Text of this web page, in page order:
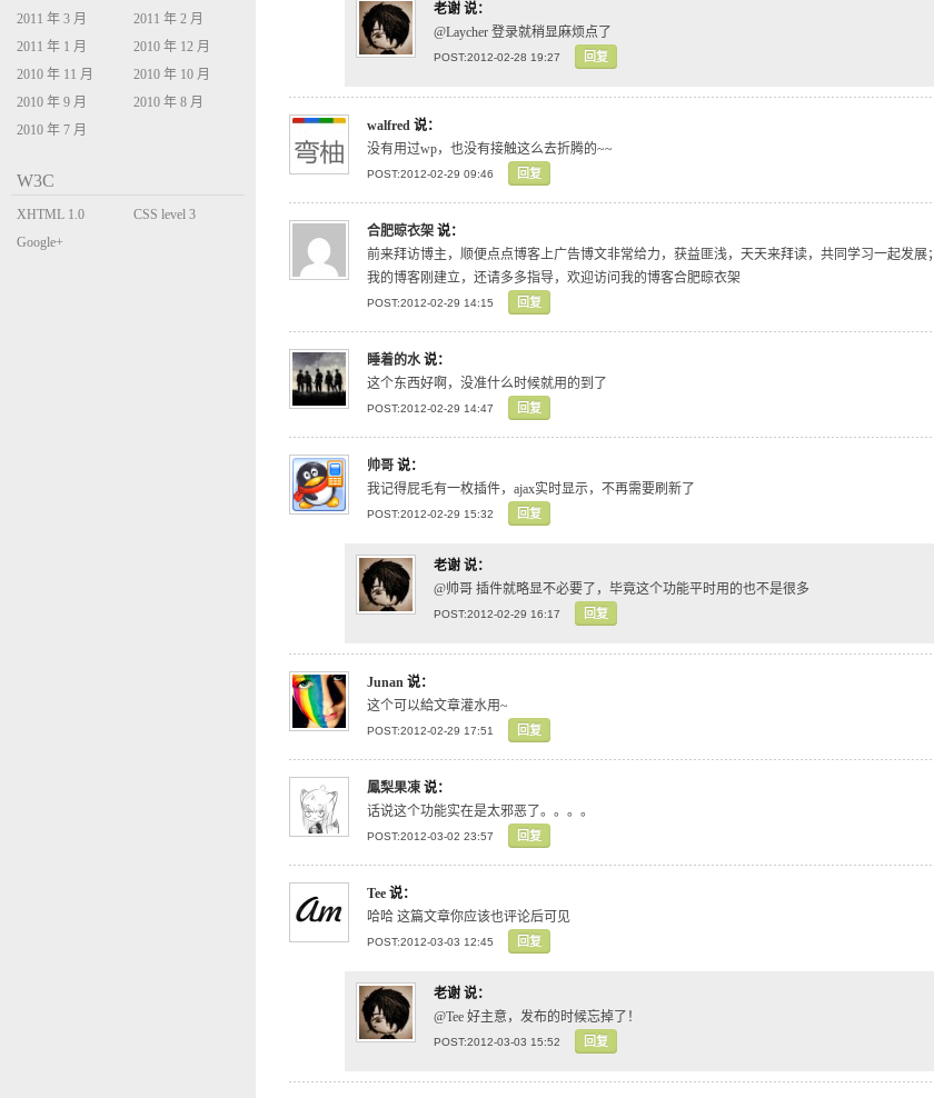
老谢 说：
@Laycher 登录就稍显麻烦点了
POST:2012-02-28 19:27 回复
walfred 说：
没有用过wp，也没有接触这么去折腾的~~
POST:2012-02-29 09:46 回复
合肥晾衣架 说：
前来拜访博主，顺便点点博客上广告博文非常给力，获益匪浅，天天来拜读，共同学习一起发展；
我的博客刚建立，还请多多指导，欢迎访问我的博客合肥晾衣架
POST:2012-02-29 14:15 回复
睡着的水说：
这个东西好啊，没准什么时候就用的到了
POST:2012-02-29 14:47 回复
帅哥 说：
我记得屁毛有一枚插件，ajax实时显示，不再需要刷新了
POST:2012-02-29 15:32 回复
老谢 说：
@帅哥 插件就略显不必要了，毕竟这个功能平时用的也不是很多
POST:2012-02-29 16:17 回复
Junan 说：
这个可以給文章灌水用~
POST:2012-02-29 17:51 回复
鳳梨果凍 说：
话说这个功能实在是太邪恶了。。。。
POST:2012-03-02 23:57 回复
Tee 说：
哈哈 这篇文章你应该也评论后可见
POST:2012-03-03 12:45 回复
老谢 说：
@Tee 好主意，发布的时候忘掉了！
POST:2012-03-03 15:52 回复
2011 年 3 月
2011 年 2 月
2011 年 1 月
2010 年 12 月
2010 年 11 月
2010 年 10 月
2010 年 9 月
2010 年 8 月
2010 年 7 月
W3C
XHTML 1.0
Transitional
CSS level 3
Google+